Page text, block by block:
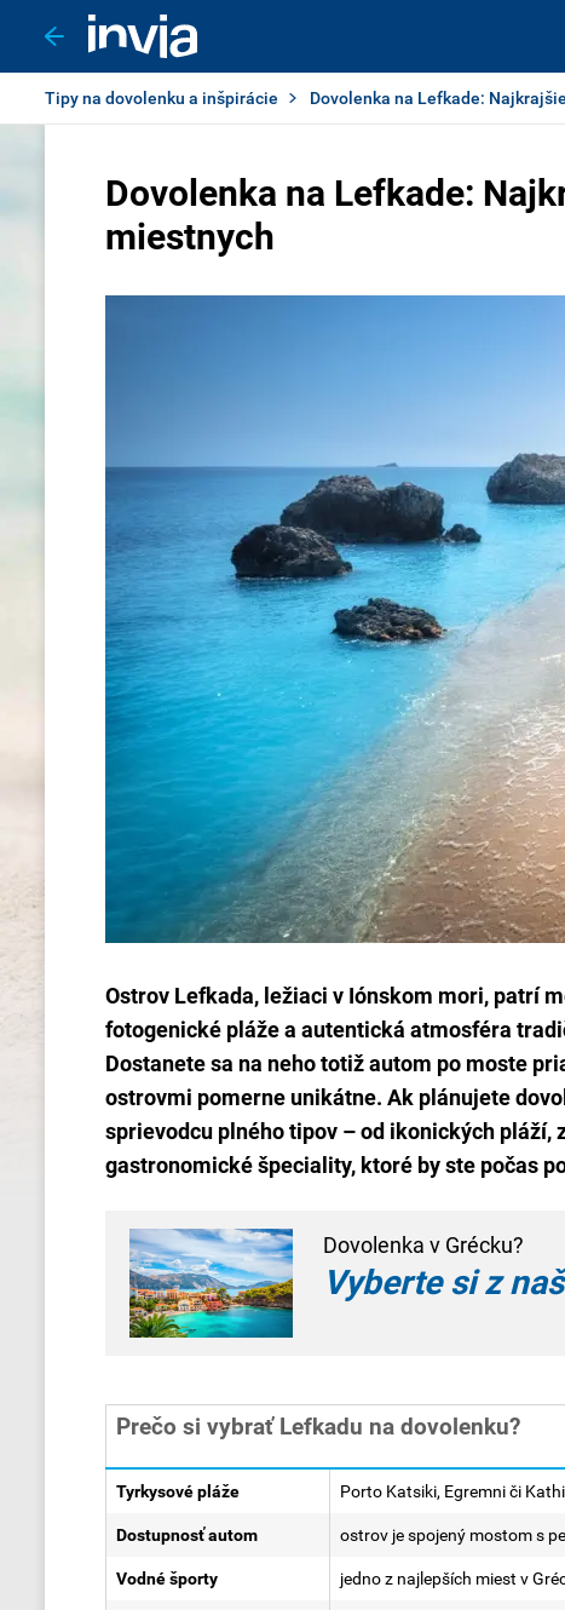
Tipy na dovolenku a inšpirácie Dovolenka na Lefkade:
Dovolenka na Lefkade:
miestnych
Ostrov Lefkada, ležiaci v Iónskom mori, patrí
fotogenické pláže a autentická atmosféra
Dostanete sa na neho totiž autom po moste
ostrovmi pomerne unikátne. Ak plánujete
sprievodcu plného tipov – od ikonických pláží,
gastronomické špeciality, ktoré by ste počas
Dovolenka v Grécku?
Vyberte si z
Prečo si vybrať Lefkadu na dovolenku?
Tyrkysové pláže Porto Katsiki, Egremni či
Dostupnosť autom ostrov je spojený mostom s
Vodné športy jedno z najlepších miest v